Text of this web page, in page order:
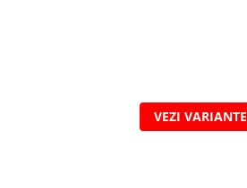
VEZI VARIANTE